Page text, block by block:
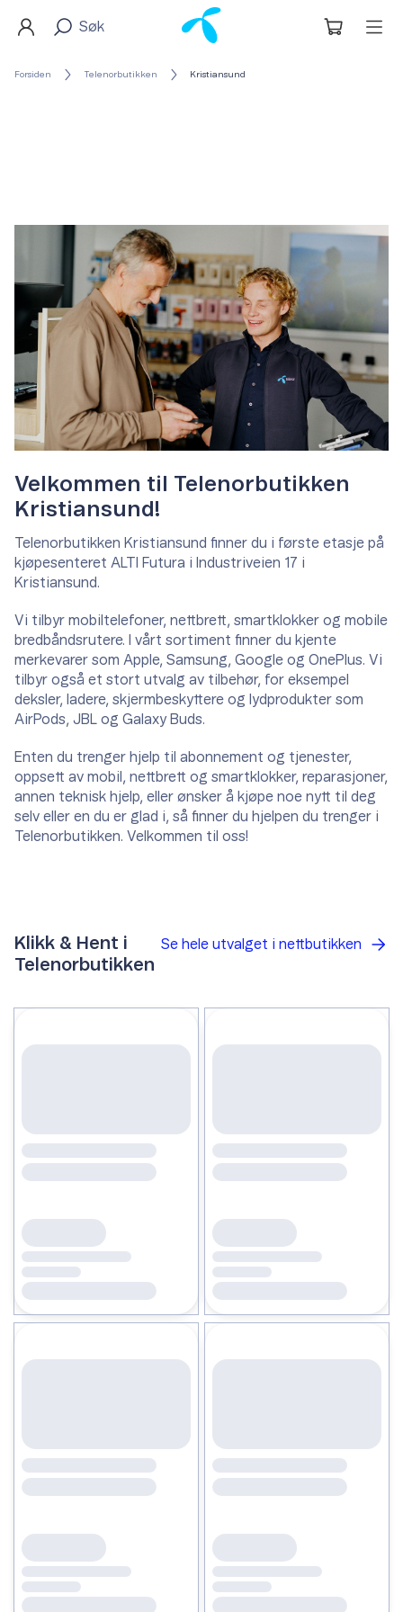
Forsiden Telenorbutikken Kristiansund
Velkommen til Telenorbutikken
Kristiansund!
Telenorbutikken Kristiansund finner du i første etasje på
kjøpesenteret ALTI Futura i Industriveien 17 i
Kristiansund.
Vi tilbyr mobiltelefoner, nettbrett, smartklokker og mobile
bredbåndsrutere. I vårt sortiment finner du kjente
merkevarer som Apple, Samsung, Google og OnePlus. Vi
tilbyr også et stort utvalg av tilbehør, for eksempel
deksler, ladere, skjermbeskyttere og lydprodukter som
AirPods, JBL og Galaxy Buds.
Enten du trenger hjelp til abonnement og tjenester,
oppsett av mobil, nettbrett og smartklokker, reparasjoner,
annen teknisk hjelp, eller ønsker å kjøpe noe nytt til deg
selv eller en du er glad i, så finner du hjelpen du trenger i
Telenorbutikken. Velkommen til oss!
Klikk & Hent i
Telenorbutikken
Se hele utvalget i nettbutikken